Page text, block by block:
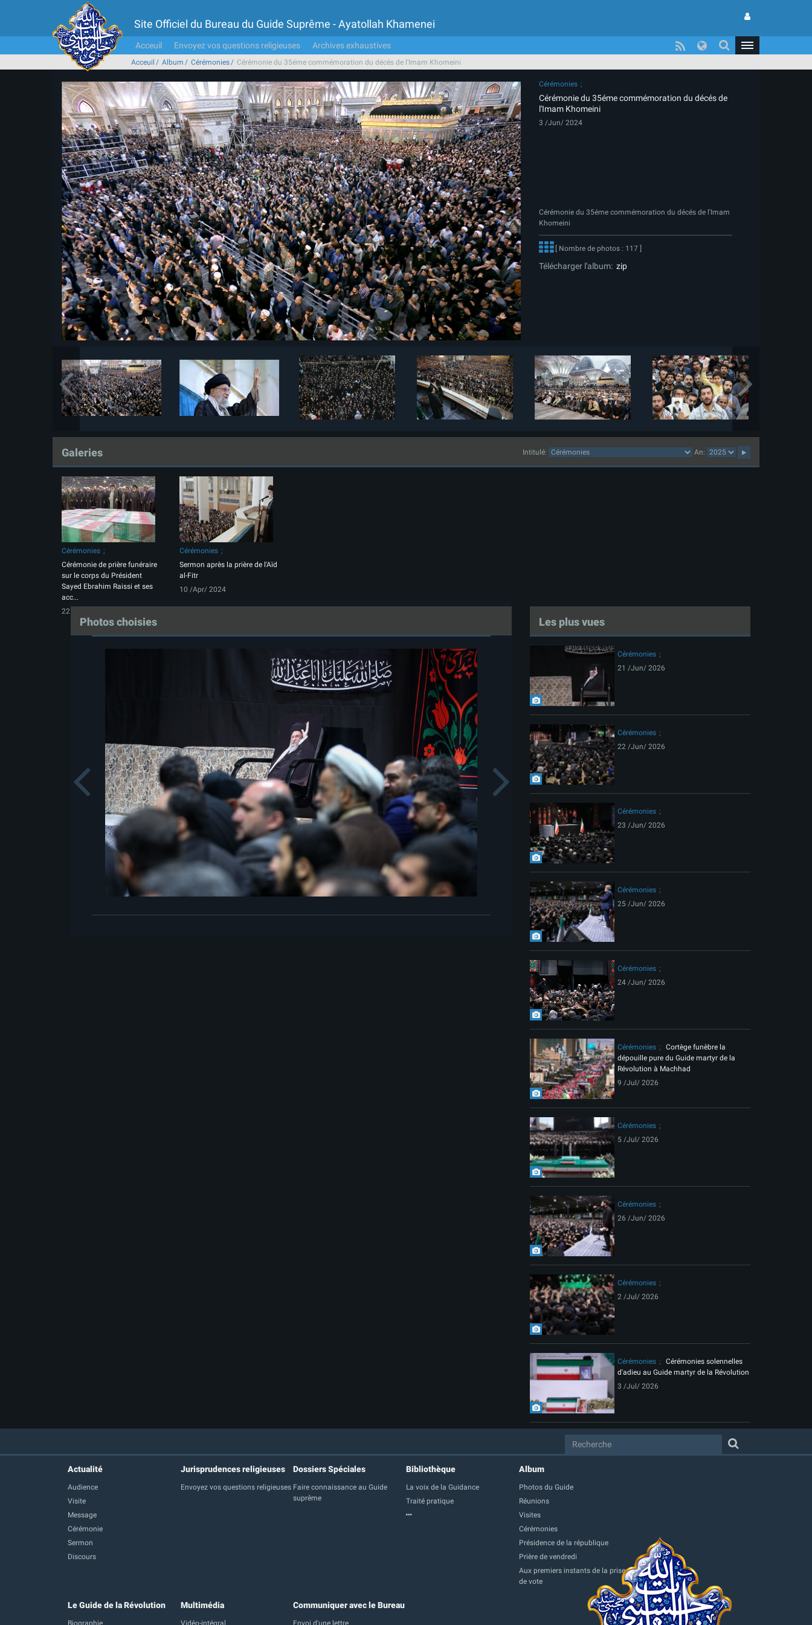
Site Officiel du Bureau du Guide Suprême - Ayatollah Khamenei
Acceuil Envoyez vos questions religieuses Archives exhaustives
Acceuil Album Cérémonies Cérémonie du 35éme commémoration du décés de l'Imam Khomeini
Cérémonies
Cérémonie du 35éme commémoration du décés de
l'Imam Khomeini
3 /Jun/ 2024
Cérémonie du 35éme commémoration du décés de l'Imam
Khomeini
[ Nombre de photos : 117 ]
Télécharger l'album: zip
Galeries Intitulé: An:
Cérémonies
Cérémonie de prière funéraire
sur le corps du Président
Sayed Ebrahim Raissi et ses
acc...
22 /May/ 2024
Cérémonies
Sermon après la prière de l'Aïd
al-Fitr
10 /Apr/ 2024
Photos choisies
Previous Next
Les plus vues
Cérémonies
21 /Jun/ 2026
Cérémonies
22 /Jun/ 2026
Cérémonies
23 /Jun/ 2026
Cérémonies
25 /Jun/ 2026
Cérémonies
24 /Jun/ 2026
Cérémonies
Cortège funèbre la
dépouille pure du Guide martyr de la
Révolution à Machhad
9 /Jul/ 2026
Cérémonies
5 /Jul/ 2026
Cérémonies
26 /Jun/ 2026
Cérémonies
2 /Jul/ 2026
Cérémonies
Cérémonies solennelles
d'adieu au Guide martyr de la Révolution
3 /Jul/ 2026
Actualité
Audience
Visite
Message
Cérémonie
Sermon
Discours
Jurisprudences religieuses
Envoyez vos questions religieuses
Dossiers Spéciales
Faire connaissance au Guide
suprême
Bibliothèque
La voix de la Guidance
Traité pratique
Album
Photos du Guide
Réunions
Visites
Cérémonies
Présidence de la république
Prière de vendredi
Aux premiers instants de la prise
de vote
Le Guide de la Révolution
Biographie
Multimédia
Vidéo-intégral
Communiquer avec le Bureau
Envoi d'une lettre